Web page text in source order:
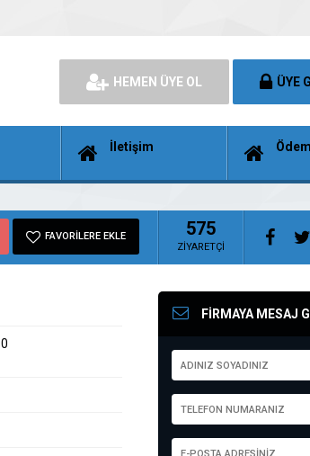
HEMEN ÜYE OL ÜYE
İletişim
FAVORİLERE EKLE 575
ZİYARETÇİ
FİRMAYA MESAJ